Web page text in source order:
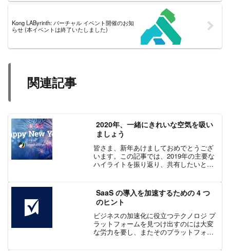
Kong LAByrinth: バーチャル イベント開催のお知
らせ (本イベントは終了いたしました)
関連記事
2020年、一緒にきれいな空気を吸い
ましょう
皆さま、新年あけましておめでとうござ
います。この記事では、2019年の主要な
ハイライトを振り返り、共有したいと思
着情報をお楽しみに！2019年の Br...
SaaS の導入を加速するための 4 つ
のヒント
ビジネスの加速化に役立つテクノロジ プ
ラットフォームを見つけ出すのには大変
な労力を要し、またそのプラットフォー